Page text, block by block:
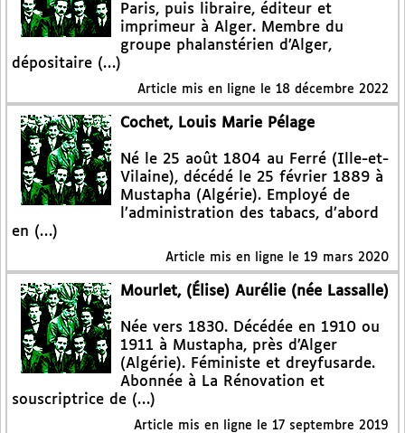
Paris, puis libraire, éditeur et
imprimeur à Alger. Membre du
groupe phalanstérien d’Alger,
dépositaire (…)
Article mis en ligne le 18 décembre 2022
Cochet, Louis Marie Pélage
Né le 25 août 1804 au Ferré (Ille-et-
Vilaine), décédé le 25 février 1889 à
Mustapha (Algérie). Employé de
l’administration des tabacs, d’abord
en (…)
Article mis en ligne le 19 mars 2020
Mourlet, (Élise) Aurélie (née Lassalle)
Née vers 1830. Décédée en 1910 ou
1911 à Mustapha, près d’Alger
(Algérie). Féministe et dreyfusarde.
Abonnée à La Rénovation et
souscriptrice de (…)
Article mis en ligne le 17 septembre 2019